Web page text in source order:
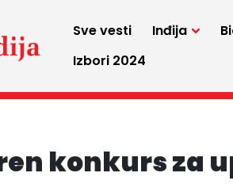
Sve vesti Inđija
Izbori 2024
konkurs za